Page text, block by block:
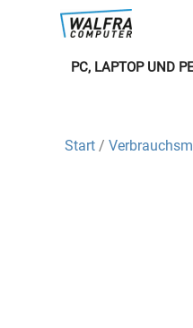
PC, LAPTOP UND
Start /